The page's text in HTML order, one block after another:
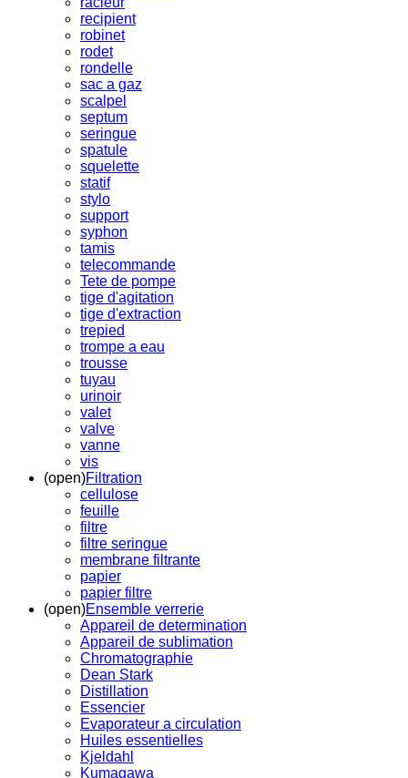
recipient
robinet
rodet
rondelle
sac a gaz
scalpel
septum
seringue
spatule
squelette
statif
stylo
support
syphon
tamis
telecommande
Tete de pompe
tige d'agitation
tige d'extraction
trepied
trompe a eau
trousse
tuyau
urinoir
valet
valve
vanne
vis
(open)Filtration
cellulose
feuille
filtre
filtre seringue
membrane filtrante
papier
papier filtre
(open)Ensemble verrerie
Appareil de determination
Appareil de sublimation
Chromatographie
Dean Stark
Distillation
Essencier
Evaporateur a circulation
Huiles essentielles
Kjeldahl
Kumagawa